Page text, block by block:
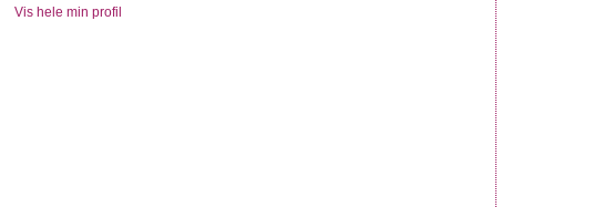
Vis hele min profil